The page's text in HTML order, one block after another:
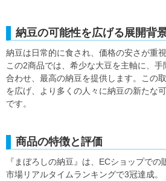
納豆の可能性を広げる展開背
納豆は日常的に食され、価格の安さが重
この2商品では、希少な大豆を主軸に、
合わせ、最高の納豆を提供します。この
を広げ、より多くの人々に納豆の新たな
です。
商品の特徴と評価
『まぼろしの納豆』は、ECショップで
市場リアルタイムランキングで3冠達成。